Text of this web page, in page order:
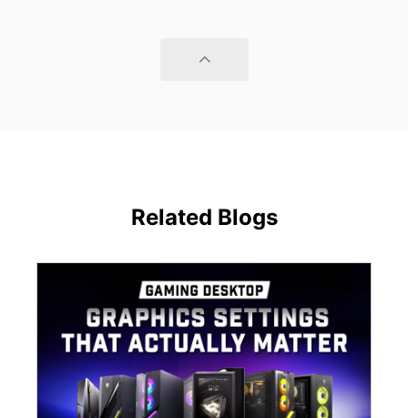
Related Blogs